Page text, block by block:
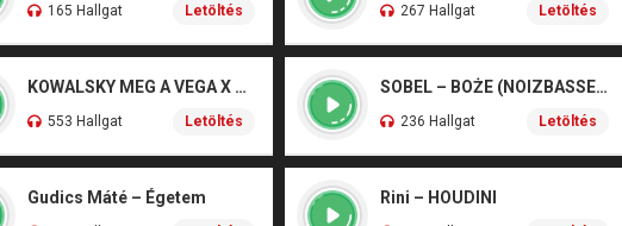
165 Hallgat Letöltés 267 Hallgat Letöltés
KOWALSKY MEG A VEGA X SZEBÉNYI DANI – CSÓNAK
553 Hallgat Letöltés
SOBEL – BOŻE (NOIZBASSES REMIX)
236 Hallgat Letöltés
Gudics Máté – Égetem Rini – HOUDINI